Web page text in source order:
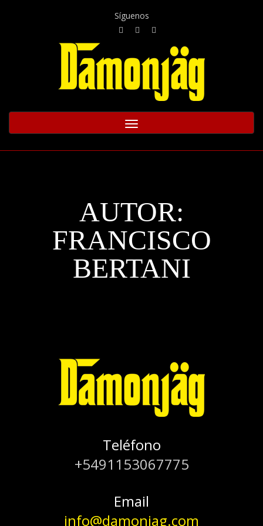
Síguenos
Toggle
navigation
AUTOR:
FRANCISCO
BERTANI
Teléfono
+5491153067775
Email
info@damonjag.com